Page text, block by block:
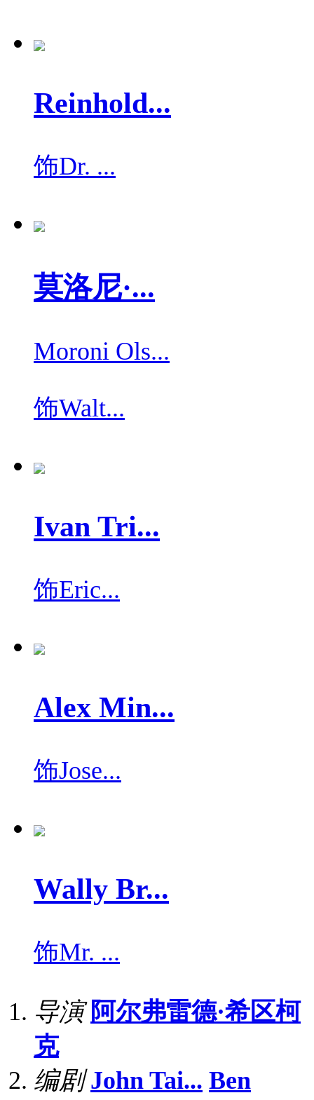
Reinhold...
饰Dr. ...
莫洛尼·...
Moroni Ols...
饰Walt...
Ivan Tri...
饰Eric...
Alex Min...
饰Jose...
Wally Br...
饰Mr. ...
导演 阿尔弗雷德·希区柯
克
编剧 John Tai... Ben